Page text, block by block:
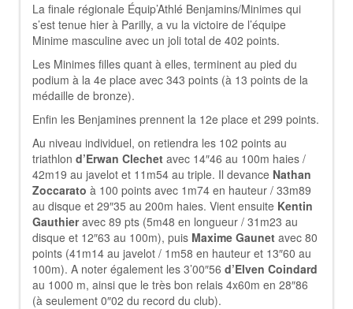
La finale régionale Équip’Athlé Benjamins/Minimes qui
s’est tenue hier à Parilly, a vu la victoire de l’équipe
Minime masculine avec un joli total de 402 points.
Les Minimes filles quant à elles, terminent au pied du
podium à la 4e place avec 343 points (à 13 points de la
médaille de bronze).
Enfin les Benjamines prennent la 12e place et 299 points.
Au niveau individuel, on retiendra les 102 points au
triathlon d’Erwan Clechet avec 14″46 au 100m haies /
42m19 au javelot et 11m54 au triple. Il devance Nathan
Zoccarato à 100 points avec 1m74 en hauteur / 33m89
au disque et 29″35 au 200m haies. Vient ensuite Kentin
Gauthieravec 89 pts (5m48 en longueur / 31m23 au
disque et 12″63 au 100m), puis Maxime Gaunet avec 80
points (41m14 au javelot / 1m58 en hauteur et 13″60 au
100m). A noter également les 3’00″56 d’Elven Coindard
au 1000 m, ainsi que le très bon relais 4x60m en 28″86
(à seulement 0″02 du record du club).